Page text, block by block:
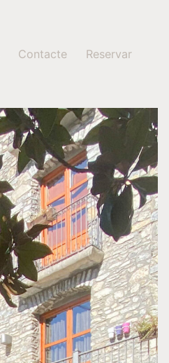
Contacte Reservar